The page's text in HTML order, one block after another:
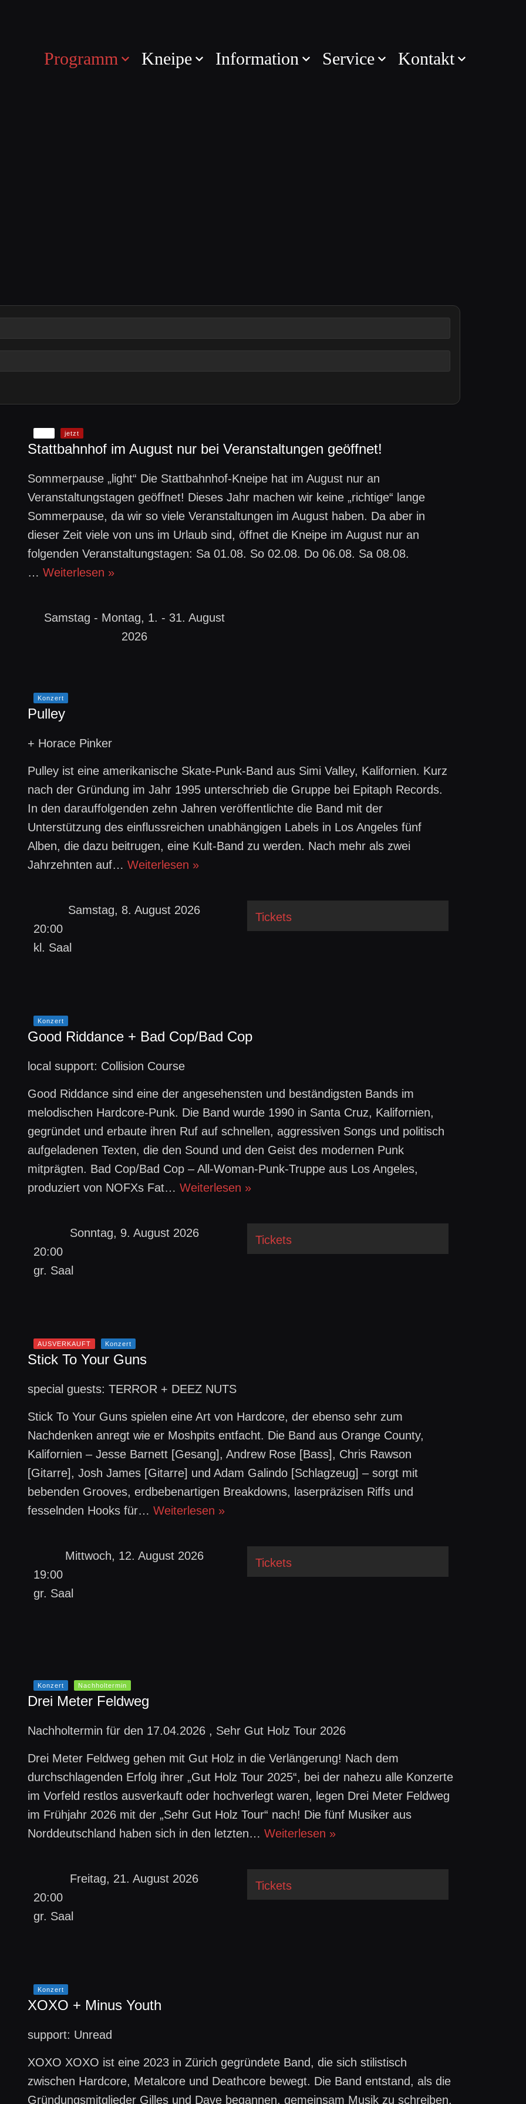
Programm Kneipe Information Service Kontakt
jetzt
Stattbahnhof im August nur bei Veranstaltungen geöffnet!
Sommerpause „light“ Die Stattbahnhof-Kneipe hat im August nur an
Veranstaltungstagen geöffnet! Dieses Jahr machen wir keine „richtige“ lange
Sommerpause, da wir so viele Veranstaltungen im August haben. Da aber in
dieser Zeit viele von uns im Urlaub sind, öffnet die Kneipe im August nur an
folgenden Veranstaltungstagen: Sa 01.08. So 02.08. Do 06.08. Sa 08.08.
…Weiterlesen »
Samstag - Montag, 1. - 31. August
2026
Konzert
Pulley
+ Horace Pinker
Pulley ist eine amerikanische Skate-Punk-Band aus Simi Valley, Kalifornien. Kurz
nach der Gründung im Jahr 1995 unterschrieb die Gruppe bei Epitaph Records.
In den darauffolgenden zehn Jahren veröffentlichte die Band mit der
Unterstützung des einflussreichen unabhängigen Labels in Los Angeles fünf
Alben, die dazu beitrugen, eine Kult-Band zu werden. Nach mehr als zwei
Jahrzehnten auf…Weiterlesen »
Samstag, 8. August 2026
20:00
kl. Saal
Tickets
Konzert
Good Riddance + Bad Cop/Bad Cop
local support: Collision Course
Good Riddance sind eine der angesehensten und beständigsten Bands im
melodischen Hardcore-Punk. Die Band wurde 1990 in Santa Cruz, Kalifornien,
gegründet und erbaute ihren Ruf auf schnellen, aggressiven Songs und politisch
aufgeladenen Texten, die den Sound und den Geist des modernen Punk
mitprägten. Bad Cop/Bad Cop – All-Woman-Punk-Truppe aus Los Angeles,
produziert von NOFXs Fat…Weiterlesen »
Sonntag, 9. August 2026
20:00
gr. Saal
Tickets
AUSVERKAUFT Konzert
Stick To Your Guns
special guests: TERROR + DEEZ NUTS
Stick To Your Guns spielen eine Art von Hardcore, der ebenso sehr zum
Nachdenken anregt wie er Moshpits entfacht. Die Band aus Orange County,
Kalifornien – Jesse Barnett [Gesang], Andrew Rose [Bass], Chris Rawson
[Gitarre], Josh James [Gitarre] und Adam Galindo [Schlagzeug] – sorgt mit
bebenden Grooves, erdbebenartigen Breakdowns, laserpräzisen Riffs und
fesselnden Hooks für…Weiterlesen »
Mittwoch, 12. August 2026
19:00
gr. Saal
Tickets
Konzert Nachholtermin
Drei Meter Feldweg
Nachholtermin für den 17.04.2026 , Sehr Gut Holz Tour 2026
Drei Meter Feldweg gehen mit Gut Holz in die Verlängerung! Nach dem
durchschlagenden Erfolg ihrer „Gut Holz Tour 2025“, bei der nahezu alle Konzerte
im Vorfeld restlos ausverkauft oder hochverlegt waren, legen Drei Meter Feldweg
im Frühjahr 2026 mit der „Sehr Gut Holz Tour“ nach! Die fünf Musiker aus
Norddeutschland haben sich in den letzten…Weiterlesen »
Freitag, 21. August 2026
20:00
gr. Saal
Tickets
Konzert
XOXO + Minus Youth
support: Unread
XOXO XOXO ist eine 2023 in Zürich gegründete Band, die sich stilistisch
zwischen Hardcore, Metalcore und Deathcore bewegt. Die Band entstand, als die
Gründungsmitglieder Gilles und Dave begannen, gemeinsam Musik zu schreiben,